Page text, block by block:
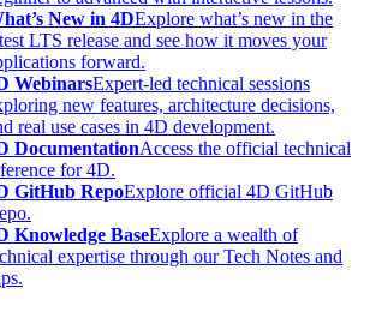
New in 4DExplore what’s new in the
LTS release and see how it moves your
forward.
WebinarsExpert-led technical sessions
new features, architecture decisions,
real use cases in 4D development.
DocumentationAccess the official technical
for 4D.
GitHub RepoExplore official 4D GitHub
Knowledge BaseExplore a wealth of
expertise through our Tech Notes and